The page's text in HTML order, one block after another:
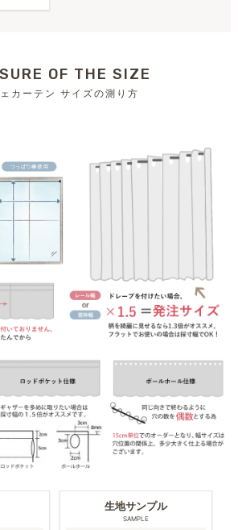
OF THE SIZE
カーテン サイズの測り方
生地サンプル
SAMPLE